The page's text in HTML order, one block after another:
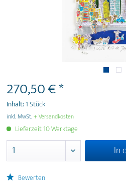
270,50 € *
Inhalt:1 Stück
inkl. MwSt.+ Versandkosten
Lieferzeit 10 Werktage
In
Bewerten